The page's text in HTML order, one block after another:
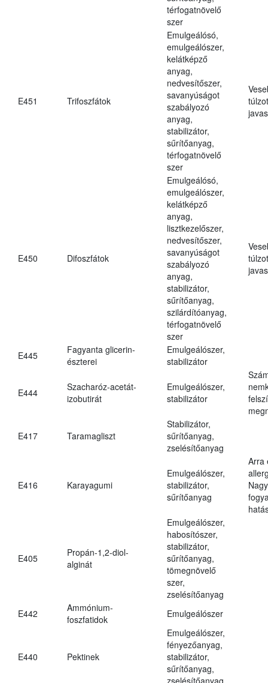
térfogatnövelő
szer
E451 Trifoszfátok
Emulgeálósó,
emulgeálószer,
kelátképző
anyag,
nedvesítőszer,
savanyúságot
szabályozó
anyag,
stabilizátor,
sűrítőanyag,
térfogatnövelő
szer
E450 Difoszfátok
Emulgeálósó,
emulgeálószer,
kelátképző
anyag,
lisztkezelőszer,
nedvesítőszer,
savanyúságot
szabályozó
anyag,
stabilizátor,
sűrítőanyag,
szilárdítóanyag,
térfogatnövelő
szer
E445
Fagyanta glicerin-
észterei
Emulgeálószer,
stabilizátor
E444
Szacharóz-acetát-
izobutirát
Emulgeálószer,
stabilizátor
E417 Taramagliszt
Stabilizátor,
sűrítőanyag,
zselésítőanyag
E416 Karayagumi
Emulgeálószer,
stabilizátor,
sűrítőanyag
Arra
E405
Propán-1,2-diol-
alginát
Emulgeálószer,
habosítószer,
stabilizátor,
sűrítőanyag,
tömegnövelő
szer,
zselésítőanyag
E442
Ammónium-
foszfatidok
Emulgeálószer
E440 Pektinek
Emulgeálószer,
fényezőanyag,
stabilizátor,
sűrítőanyag,
zselésítőanyag